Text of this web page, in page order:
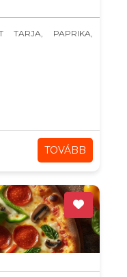
TARJA, PAPRIKA,
TOVÁBB